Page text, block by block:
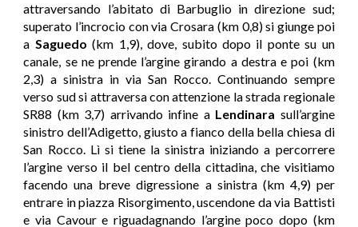
attraversando l’abitato di Barbuglio in direzione sud;
superato l’incrocio con via Crosara (km 0,8) si giunge poi
a Saguedo (km 1,9), dove, subito dopo il ponte su un
canale, se ne prende l’argine girando a destra e poi (km
2,3) a sinistra in via San Rocco. Continuando sempre
verso sud si attraversa con attenzione la strada regionale
SR88 (km 3,7) arrivando infine a Lendinara sull’argine
sinistro dell’Adigetto, giusto a fianco della bella chiesa di
San Rocco. Lì si tiene la sinistra iniziando a percorrere
l’argine verso il bel centro della cittadina, che visitiamo
facendo una breve digressione a sinistra (km 4,9) per
entrare in piazza Risorgimento, uscendone da via Battisti
e via Cavour e riguadagnando l’argine poco dopo (km